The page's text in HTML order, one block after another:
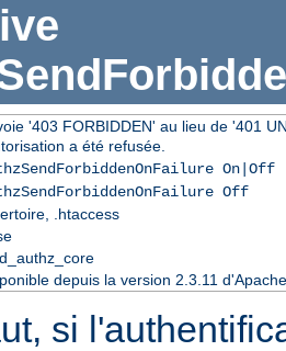
'403 FORBIDDEN' au lieu de '401
a été refusée.
On|Off
Off
.htaccess
depuis la version 2.3.11
si